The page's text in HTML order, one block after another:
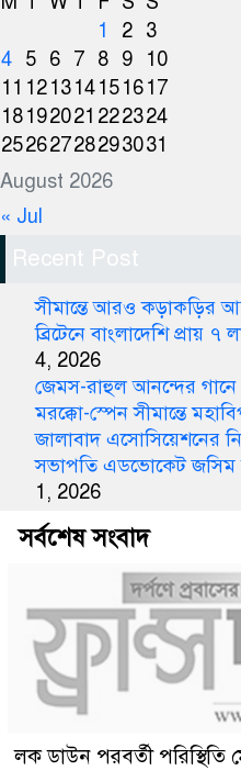
August 2026
1
2 3
4 5 6 7 8 9
10
11 121314151617
18192021 222324
25262728293031
« Jul
Recent Post
সীমান্তে আরও কড়াকড়ির
ব্রিটেনে বাংলাদেশি প্রায়
4, 2026
জেমস-রাহুল আনন্দের গানে
মরক্কো-স্পেন সীমান্তে
জালাবাদ এসোসিয়েশনের
সভাপতি এডভোকেট জসিম
1, 2026
সর্বশেষ সংবাদ
লক ডাউন পরবর্তী পরিস্থিতি